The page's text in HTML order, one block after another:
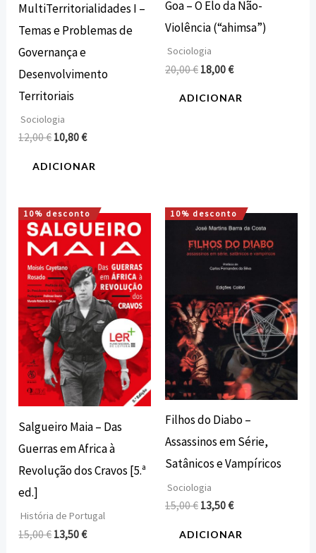
MultiTerritorialidades I –
Temas e Problemas de
Governança e
Desenvolvimento
Territoriais
Sociologia
12,00€ 10,80€
ADICIONAR
Goa – O Elo da Não-
Violência (“ahimsa”)
Sociologia
20,00€ 18,00€
ADICIONAR
10% desconto
Salgueiro Maia – Das
Guerras em Africa à
Revolução dos Cravos [5.ª
ed.]
História de Portugal
15,00€
O
preço
original
era:
15,00 €.
13,50€
O
preço
atual
é:
13,50 €.
10% desconto
Filhos do Diabo –
Assassinos em Série,
Satânicos e Vampíricos
Sociologia
15,00€
O
preço
original
era:
15,00 €.
13,50€
O
preço
atual
é:
13,50 €.
ADICIONAR